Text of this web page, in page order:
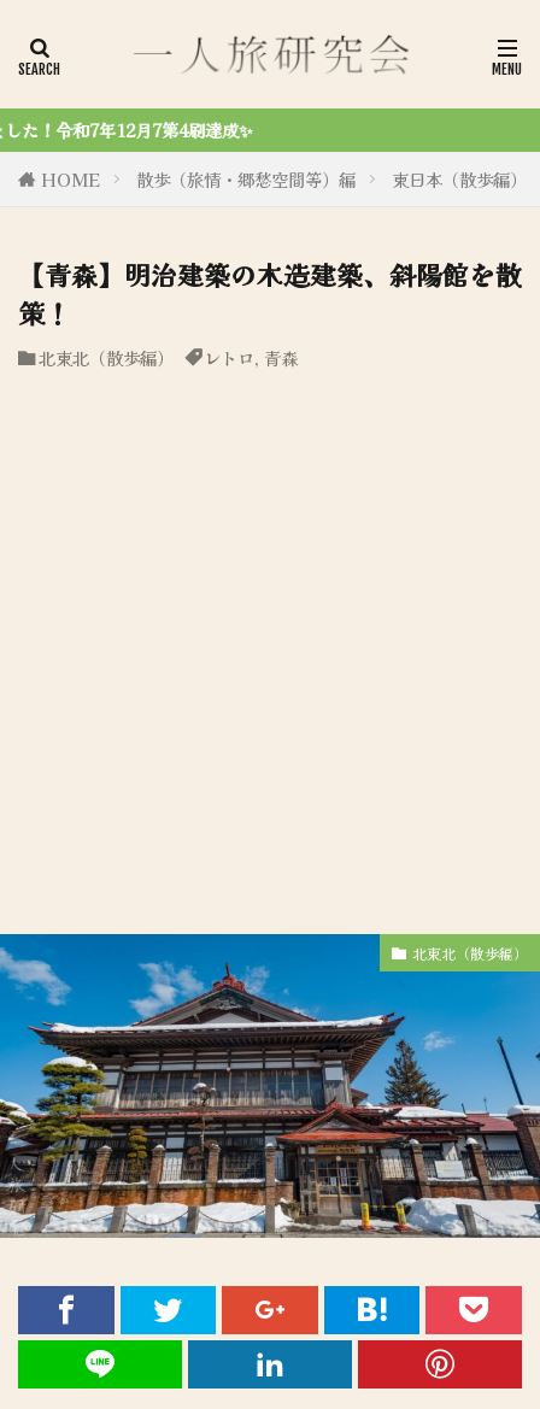
HOME
散歩（旅情・郷愁空間等）編 東日本（散歩編）
【青森】明治建築の木造建築、斜陽館を散
策！
北東北（散歩編） レトロ, 青森
北東北（散歩編）